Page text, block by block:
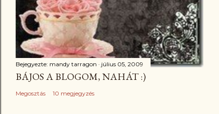
Bejegyezte: mandy tarragon július 05, 2009
BÁJOS A BLOGOM, NAHÁT :)
Megosztás 10 megjegyzés